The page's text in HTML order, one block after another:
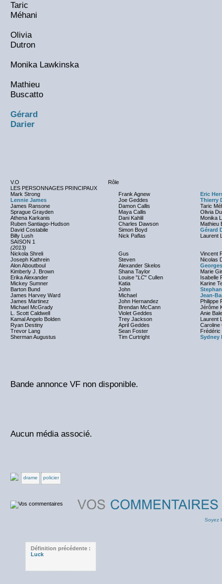
Taric
Méhani
Olivia
Dutron
Monika Lawkinska
Mathieu
Buscatto
Gérard
Darier
V.O
Rôle
LES PERSONNAGES PRINCIPAUX
Mark Strong
Frank Agnew
Eric
Lennie James
Joe Geddes
Thierry
James Ransone
Damon Callis
Taric
Sprague Grayden
Maya Callis
Olivia
Athena Karkanis
Dani Kahlil
Monika
Ruben Santiago-Hudson
Charles Dawson
Mathieu
David Costabile
Simon Boyd
Gérard
Billy Lush
Nick Paflas
Laurent
SAISON 1
(2013)
Nickola Shreli
Gus
Vincent
Joseph Kathrein
Steven
Nicolas
Alon Aboutboul
Alexander Skelos
Kimberly J. Brown
Shana Taylor
Marie
Erika Alexander
Louise "LC" Cullen
Isabelle
Mickey Sumner
Katia
Karine
Barton Bund
John
James Harvey Ward
Michael
Jean-
James Martinez
John Hernandez
Philippe
Michael McGrady
Brendan McCann
Jérôme
L. Scott Caldwell
Violet Geddes
Anie
Kamal Angelo Bolden
Trey Jackson
Laurent
Ryan Destiny
April Geddes
Caroline
Trevor Lang
Sean Foster
Frédéric
Sherman Augustus
Tim Curtright Sydney
Bande annonce VF non disponible.
Aucun média associé.
drame policier
Soyez
Définition précédente :
Luck